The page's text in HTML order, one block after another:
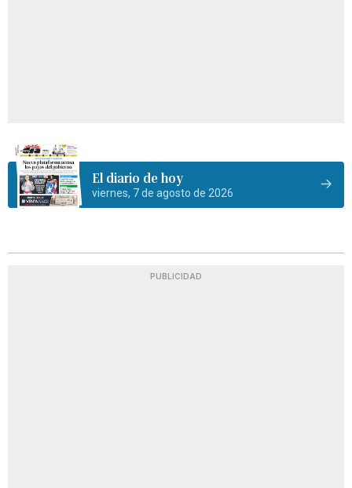
El diario de hoy
viernes, 7 de agosto de 2026
PUBLICIDAD